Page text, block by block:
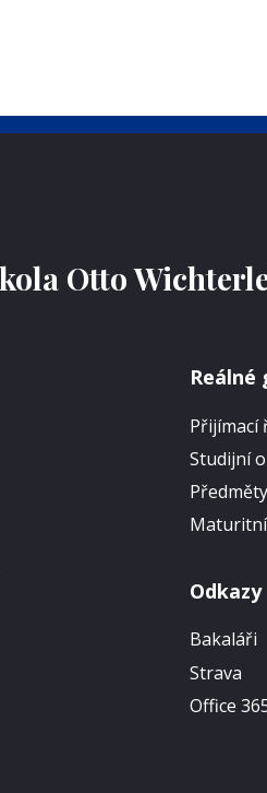
Otto
Reálné
Přijímací
Studijní
Předměty
Odkazy
Bakaláři
Strava
Office